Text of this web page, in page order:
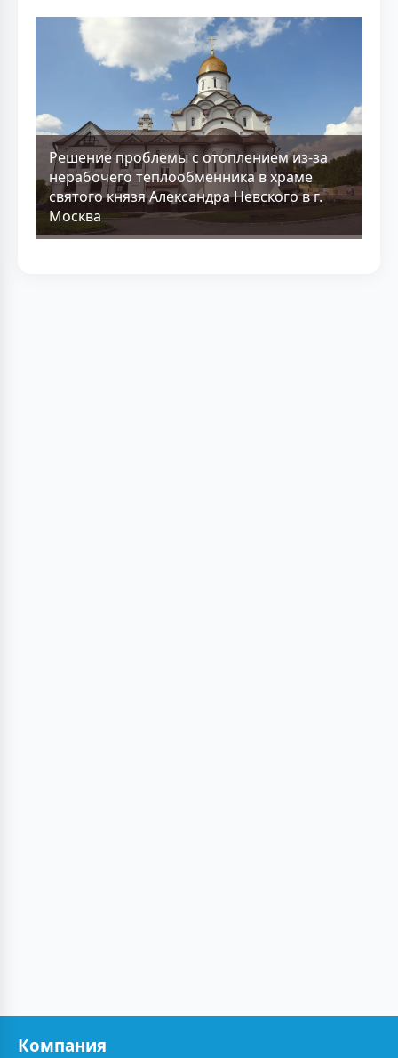
Решение проблемы с отоплением из-за
нерабочего теплообменника в храме
святого князя Александра Невского в г.
Москва
Компания